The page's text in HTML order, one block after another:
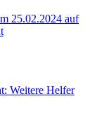
25.02.2024 auf
Weitere Helfer